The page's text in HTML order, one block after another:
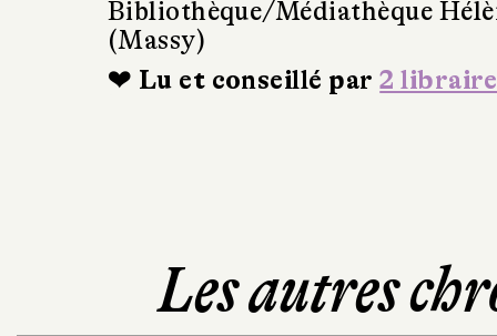
Bibliothèque/Médiathèque
(Massy)
❤ Lu et conseillé par2
Les autres